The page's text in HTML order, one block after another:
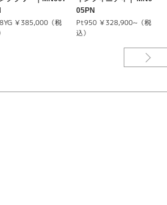
EX】の場合の料金です。グレードによって料
￥385,000（税
05PN
Pt950 ￥328,900~（税
込）